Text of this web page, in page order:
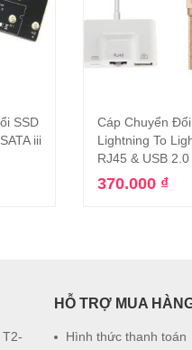
hàng
SSD
iii
Thêm vào
Cáp Chuyển Đổi
Lightning To
RJ45 & USB 2.0
370.000 ₫
HỖ TRỢ MUA
Hình thức thanh toán